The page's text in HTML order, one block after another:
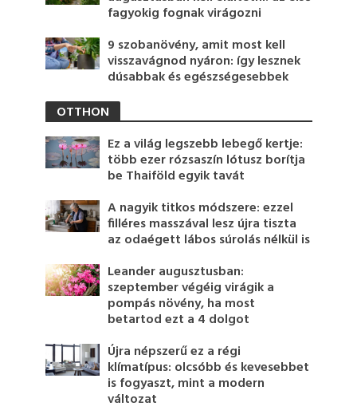
fagyokig fognak virágozni
9 szobanövény, amit most kell
visszavágnod nyáron: így lesznek
dúsabbak és egészségesebbek
OTTHON
Ez a világ legszebb lebegő kertje:
több ezer rózsaszín lótusz borítja
be Thaiföld egyik tavát
A nagyik titkos módszere: ezzel
filléres masszával lesz újra tiszta
az odaégett lábos súrolás nélkül is
Leander augusztusban:
szeptember végéig virágik a
pompás növény, ha most
betartod ezt a 4 dolgot
Újra népszerű ez a régi
klímatípus: olcsóbb és kevesebbet
is fogyaszt, mint a modern
változat